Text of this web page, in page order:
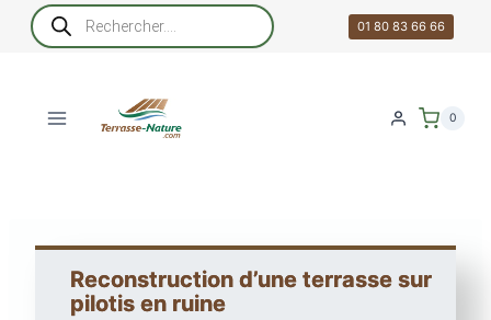
Recherche
de
produits
01 80 83 66 66
0
Reconstruction d’une terrasse sur
pilotis en ruine